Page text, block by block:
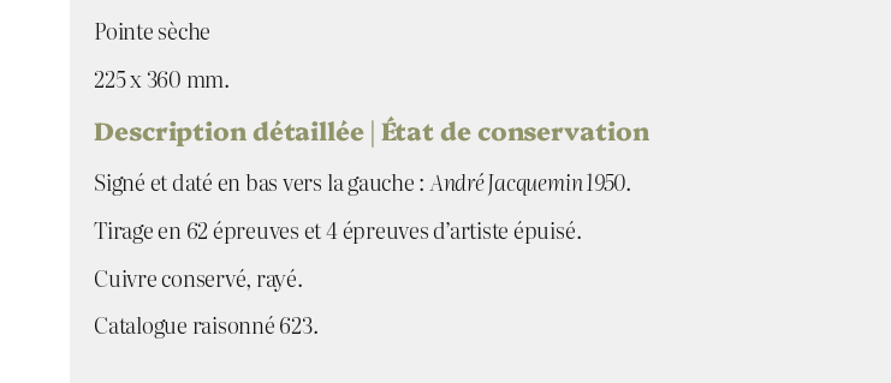
Pointe sèche
225 x 360 mm.
Description détaillée | État de conservation
Signé et daté en bas vers la gauche :André Jacquemin 1950.
Tirage en 62 épreuves et 4 épreuves d’artiste épuisé.
Cuivre conservé, rayé.
Catalogue raisonné 623.